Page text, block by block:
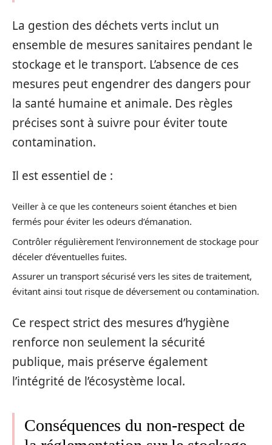
La gestion des déchets verts inclut un
ensemble de mesures sanitaires pendant le
stockage et le transport. L’absence de ces
mesures peut engendrer des dangers pour
la santé humaine et animale. Des règles
précises sont à suivre pour éviter toute
contamination.
Il est essentiel de :
Veiller à ce que les conteneurs soient étanches et bien
fermés pour éviter les odeurs d’émanation.
Contrôler régulièrement l’environnement de stockage pour
déceler d’éventuelles fuites.
Assurer un transport sécurisé vers les sites de traitement,
évitant ainsi tout risque de déversement ou contamination.
Ce respect strict des mesures d’hygiène
renforce non seulement la sécurité
publique, mais préserve également
l’intégrité de l’écosystème local.
Conséquences du non-respect de